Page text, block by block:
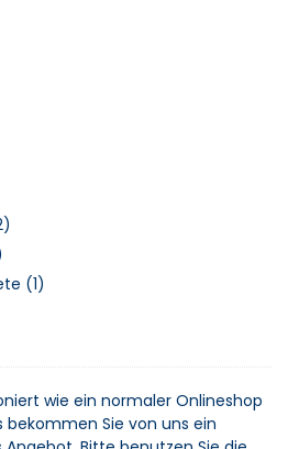
(1)
wie ein normaler Onlineshop
bekommen Sie von uns ein